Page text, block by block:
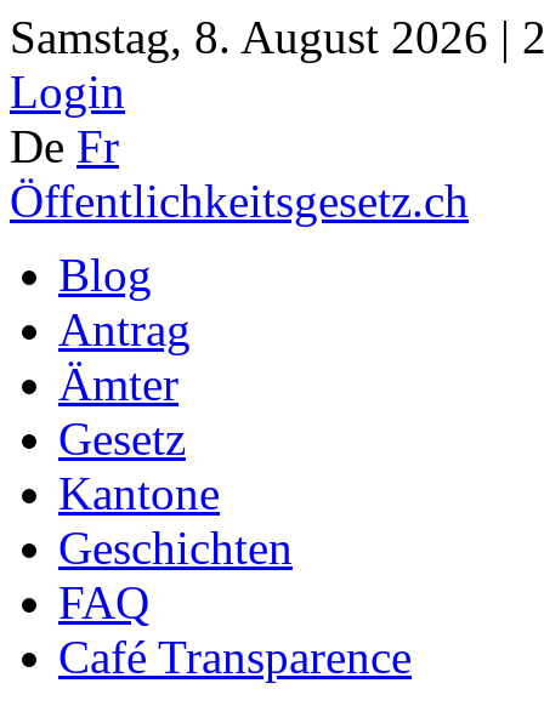
Samstag, 8. August 2026 |
Login
De Fr
Öffentlichkeitsgesetz.ch
Blog
Antrag
Ämter
Gesetz
Kantone
Geschichten
FAQ
Café Transparence